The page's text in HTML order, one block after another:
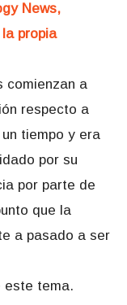
News,
propia
comienzan a
respecto a
tiempo y era
por su
por parte de
que la
a pasado a ser
este tema.